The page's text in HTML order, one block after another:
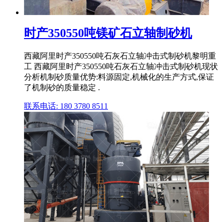
时产350550吨镁矿石立轴制砂机
西藏阿里时产350550吨石灰石立轴冲击式制砂机黎明重
工 西藏阿里时产350550吨石灰石立轴冲击式制砂机现状
分析机制砂质量优势:料源固定,机械化的生产方式,保证
了机制砂的质量稳定 .
联系电话: 180 3780 8511